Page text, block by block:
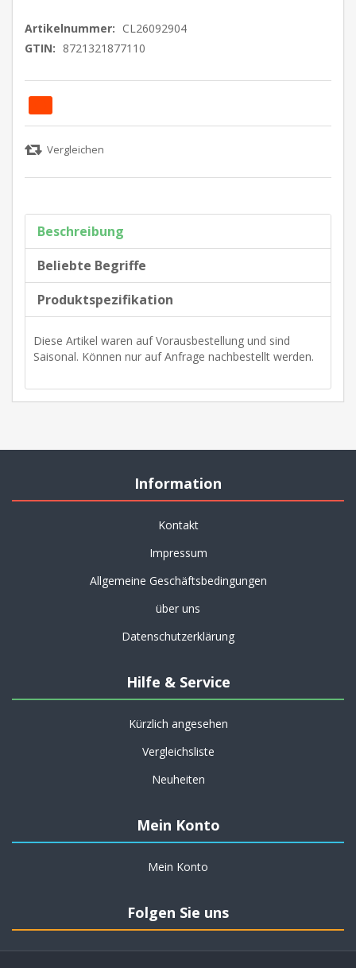
Artikelnummer: CL26092904
GTIN: 8721321877110
Beschreibung
Beliebte Begriffe
Produktspezifikation
Diese Artikel waren auf Vorausbestellung und sind
Saisonal. Können nur auf Anfrage nachbestellt werden.
Information
Kontakt
Impressum
Allgemeine Geschäftsbedingungen
über uns
Datenschutzerklärung
Hilfe & Service
Kürzlich angesehen
Vergleichsliste
Neuheiten
Mein Konto
Mein Konto
Folgen Sie uns